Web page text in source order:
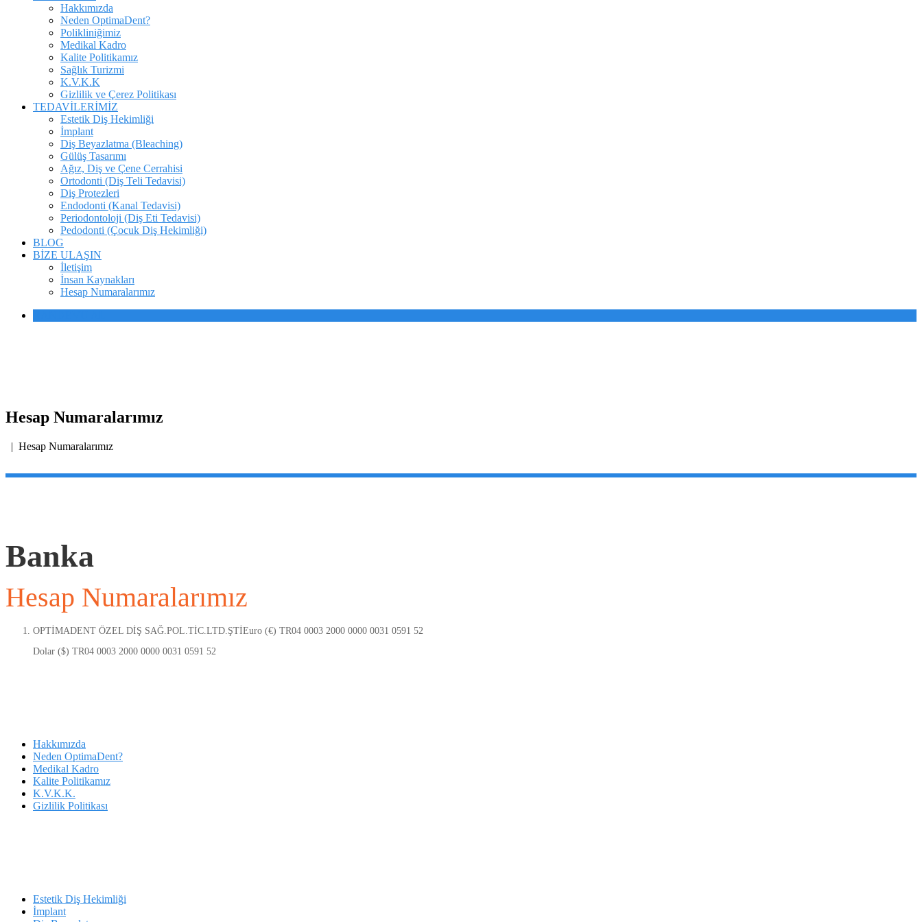
Hakkımızda
Neden OptimaDent?
Polikliniğimiz
Medikal Kadro
Kalite Politikamız
Sağlık Turizmi
K.V.K.K
Gizlilik ve Çerez Politikası
TEDAVİLERİMİZ
Estetik Diş Hekimliği
İmplant
Diş Beyazlatma (Bleaching)
Gülüş Tasarımı
Ağız, Diş ve Çene Cerrahisi
Ortodonti (Diş Teli Tedavisi)
Diş Protezleri
Endodonti (Kanal Tedavisi)
Periodontoloji (Diş Eti Tedavisi)
Pedodonti (Çocuk Diş Hekimliği)
BLOG
BİZE ULAŞIN
İletişim
İnsan Kaynakları
Hesap Numaralarımız
Hesap Numaralarımız
| Hesap Numaralarımız
Banka
Hesap Numaralarımız
OPTİMADENT ÖZEL DİŞ SAĞ.POL.TİC.LTD.ŞTİEuro (€) TR04 0003 2000 0000 0031 0591 52
Dolar ($) TR04 0003 2000 0000 0031 0591 52
Hakkımızda
Neden OptimaDent?
Medikal Kadro
Kalite Politikamız
K.V.K.K.
Gizlilik Politikası
Estetik Diş Hekimliği
İmplant